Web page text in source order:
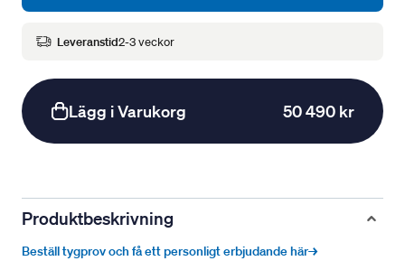
Leveranstid2-3 veckor
Lägg i Varukorg 50 490 kr
Produktbeskrivning
Beställ tygprov och få ett personligt erbjudande här→